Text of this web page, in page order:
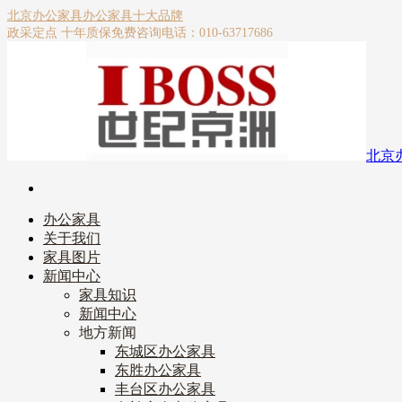
北京办公家具办公家具十大品牌
政采定点 十年质保免费咨询电话：010-63717686
北京
办公家具
关于我们
家具图片
新闻中心
家具知识
新闻中心
地方新闻
东城区办公家具
东胜办公家具
丰台区办公家具